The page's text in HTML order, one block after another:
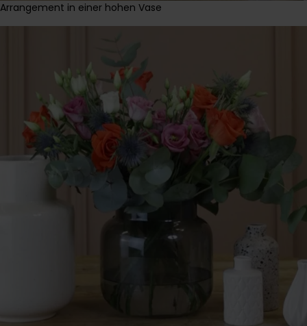
Arrangement in einer hohen Vase